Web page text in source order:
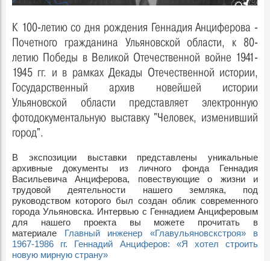
К 100-летию со дня рождения Геннадия Анциферова -
Почетного гражданина Ульяновской области, к 80-
летию Победы в Великой Отечественной войне 1941-
1945 гг. и в рамках Декады Отечественной истории,
Государственный архив новейшей истории
Ульяновской области представляет электронную
фотодокументальную выставку "Человек, изменивший
город".
В экспозиции выставки представлены уникальные
архивные документы из личного фонда Геннадия
Васильевича Анциферова, повествующие о жизни и
трудовой деятельности нашего земляка, под
руководством которого был создан облик современного
города Ульяновска. Интервью с Геннадием Анциферовым
для нашего проекта вы можете прочитать в
материале Главный инженер «Главульяновскстроя» в
1967-1986 гг. Геннадий Анциферов: «Я хотел строить
новую мирную страну»